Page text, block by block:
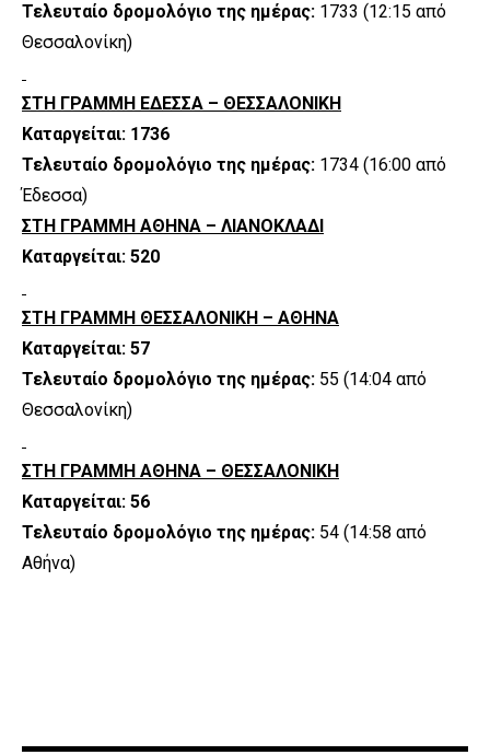
Τελευταίο δρομολόγιο της ημέρας: 1733 (12:15 από
Θεσσαλονίκη)
ΣΤΗ ΓΡΑΜΜΗ ΕΔΕΣΣΑ – ΘΕΣΣΑΛΟΝΙΚΗ
Καταργείται: 1736
Τελευταίο δρομολόγιο της ημέρας: 1734 (16:00 από
Έδεσσα)
ΣΤΗ ΓΡΑΜΜΗ ΑΘΗΝΑ – ΛΙΑΝΟΚΛΑΔΙ
Καταργείται: 520
ΣΤΗ ΓΡΑΜΜΗ ΘΕΣΣΑΛΟΝΙΚΗ – ΑΘΗΝΑ
Καταργείται: 57
Τελευταίο δρομολόγιο της ημέρας: 55 (14:04 από
Θεσσαλονίκη)
ΣΤΗ ΓΡΑΜΜΗ ΑΘΗΝΑ – ΘΕΣΣΑΛΟΝΙΚΗ
Καταργείται: 56
Τελευταίο δρομολόγιο της ημέρας: 54 (14:58 από
Αθήνα)